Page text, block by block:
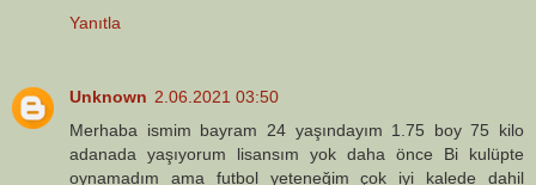
Yanıtla
Unknown 2.06.2021 03:50
Merhaba ismim bayram 24 yaşındayım 1.75 boy 75 kilo
adanada yaşıyorum lisansım yok daha önce Bi kulüpte
oynamadım ama futbol yeteneğim çok iyi kalede dahil